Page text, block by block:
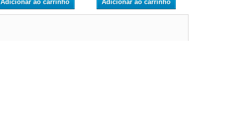
Adicionar ao carrinho Adicionar ao carrinho